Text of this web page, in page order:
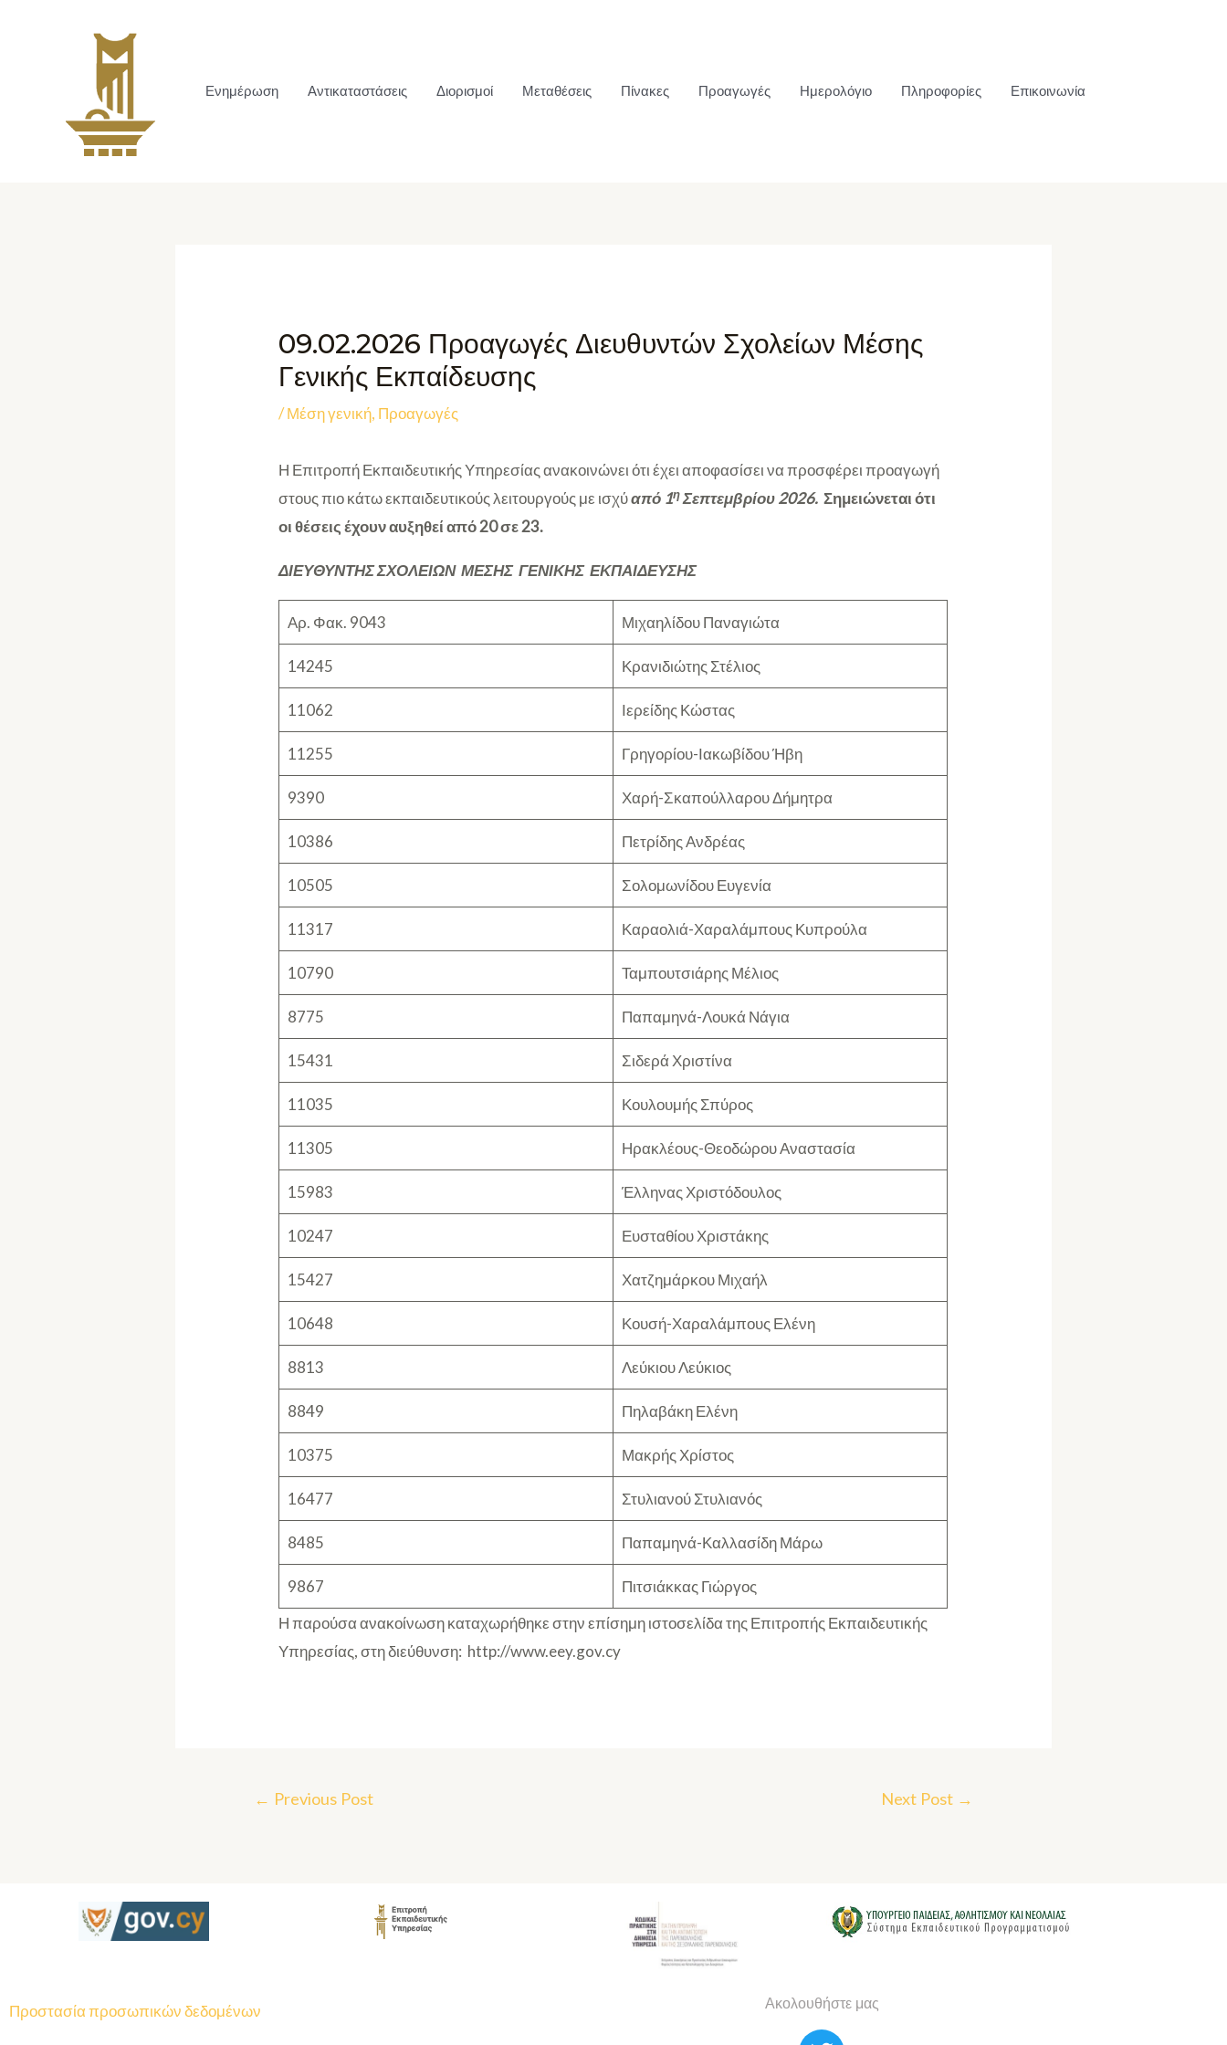
Ενημέρωση Αντικαταστάσεις Διορισμοί Μεταθέσεις Πίνακες Προαγωγές Ημερολόγιο Πληροφορίες Επικοινωνία
09.02.2026 Προαγωγές Διευθυντών Σχολείων Μέσης
Γενικής Εκπαίδευσης
/Μέση γενική, Προαγωγές
Η Επιτροπή Εκπαιδευτικής Υπηρεσίας ανακοινώνει ότι έχει αποφασίσει να προσφέρει προαγωγή
στους πιο κάτω εκπαιδευτικούς λειτουργούς με ισχύαπό 1ηΣεπτεμβρίου 2026.Σημειώνεται ότι
οι θέσεις έχουν αυξηθεί από 20 σε 23.
ΔΙΕΥΘΥΝΤΗΣ ΣΧΟΛΕΙΩΝ ΜΕΣΗΣ ΓΕΝΙΚΗΣ ΕΚΠΑΙΔΕΥΣΗΣ
Αρ. Φακ. 9043 Μιχαηλίδου Παναγιώτα
14245 Κρανιδιώτης Στέλιος
11062 Ιερείδης Κώστας
11255 Γρηγορίου-Ιακωβίδου Ήβη
9390 Χαρή-Σκαπούλλαρου Δήμητρα
10386 Πετρίδης Ανδρέας
10505 Σολομωνίδου Ευγενία
11317 Καραολιά-Χαραλάμπους Κυπρούλα
10790 Ταμπουτσιάρης Μέλιος
8775 Παπαμηνά-Λουκά Νάγια
15431 Σιδερά Χριστίνα
11035 Κουλουμής Σπύρος
11305 Ηρακλέους-Θεοδώρου Αναστασία
15983 Έλληνας Χριστόδουλος
10247 Ευσταθίου Χριστάκης
15427 Χατζημάρκου Μιχαήλ
10648 Κουσή-Χαραλάμπους Ελένη
8813 Λεύκιου Λεύκιος
8849 Πηλαβάκη Ελένη
10375 Μακρής Χρίστος
16477 Στυλιανού Στυλιανός
8485 Παπαμηνά-Καλλασίδη Μάρω
9867
Πιτσιάκκας Γιώργος
Η παρούσα ανακοίνωση καταχωρήθηκε στην επίσημη ιστοσελίδα της Επιτροπής Εκπαιδευτικής
Υπηρεσίας, στη διεύθυνση: http://www.eey.gov.cy
← Previous Post Next Post →
Προστασία προσωπικών δεδομένων Ακολουθήστε μας